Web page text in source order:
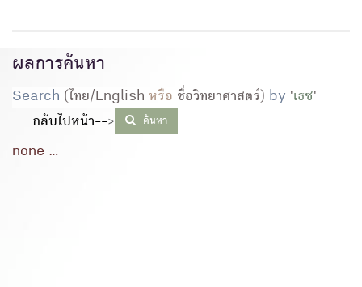
ผลการค้นหา
Search (ไทย/English หรือ ชื่อวิทยาศาสตร์) by 'เธซ'
กลับไปหน้า--> ค้นหา
none ...